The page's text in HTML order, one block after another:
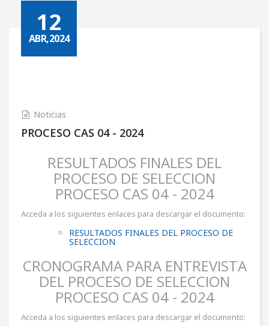
12
ABR,2024
Noticias
PROCESO CAS 04 - 2024
RESULTADOS FINALES DEL
PROCESO DE SELECCION
PROCESO CAS 04 - 2024
Acceda a los siguientes enlaces para descargar el documento:
RESULTADOS FINALES DEL PROCESO DE
SELECCION
CRONOGRAMA PARA ENTREVISTA
DEL PROCESO DE SELECCION
PROCESO CAS 04 - 2024
Acceda a los siguientes enlaces para descargar el documento: